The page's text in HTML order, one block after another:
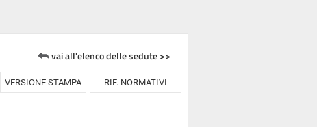
vai all'elenco delle sedute >>
VERSIONE STAMPA RIF. NORMATIVI